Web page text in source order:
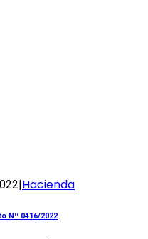
|Hacienda
Nº 0416/2022